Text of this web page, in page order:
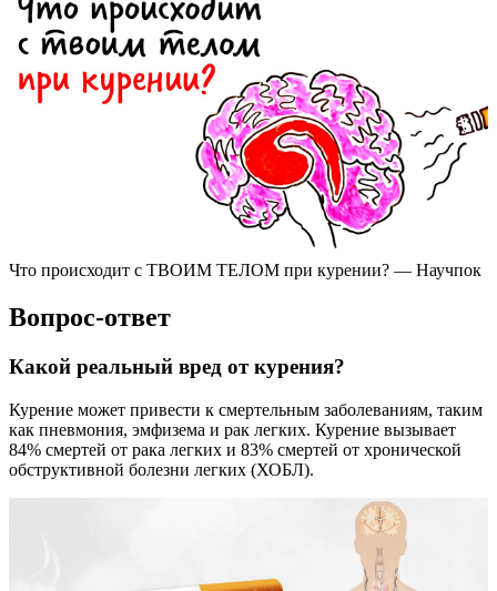
Что происходит с ТВОИМ ТЕЛОМ при курении? — Научпок
Вопрос-ответ
Какой реальный вред от курения?
Курение может привести к смертельным заболеваниям, таким
как пневмония, эмфизема и рак легких. Курение вызывает
84% смертей от рака легких и 83% смертей от хронической
обструктивной болезни легких (ХОБЛ).